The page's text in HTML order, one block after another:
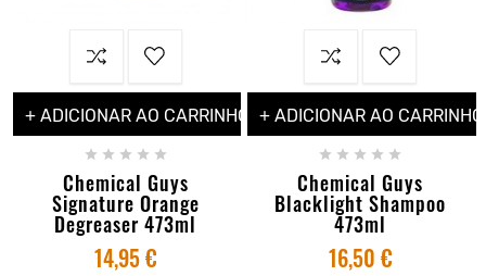
+ ADICIONAR AO CARRINHO
    
Chemical Guys
Signature Orange
Degreaser 473ml
14,95 €
+ ADICIONAR AO CARRINHO
    
Chemical Guys
Blacklight Shampoo
473ml
16,50 €